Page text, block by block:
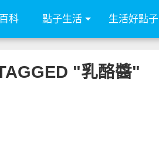
科 點子生活 生活好點子
"乳酪醬"